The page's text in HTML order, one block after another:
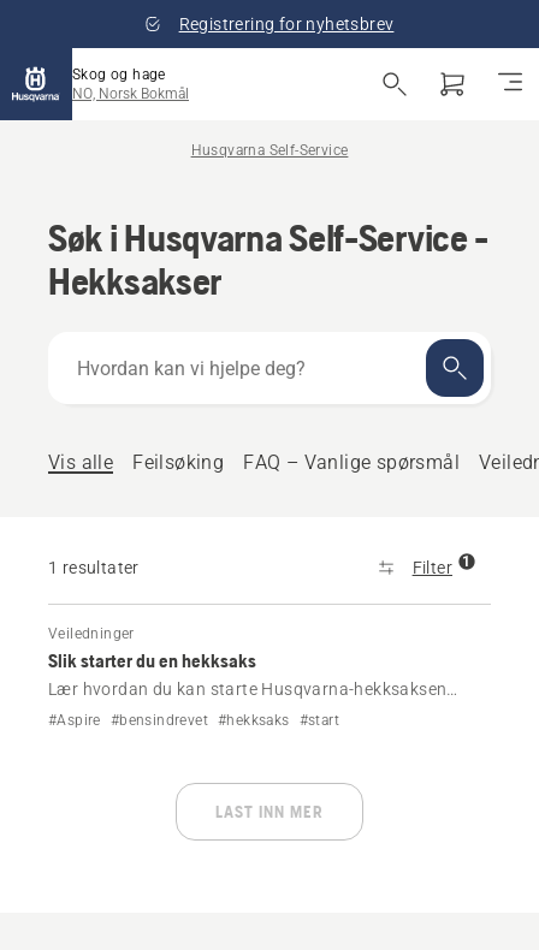
Registrering for nyhetsbrev
Skog og hage
NO, Norsk Bokmål
Husqvarna Self-Service
Søk i Husqvarna Self-Service -
Hekksakser
kan
deg?
Vis alle Feilsøking FAQ – Vanlige spørsmål
1 resultater Filter 1
Veiledninger
Slik starter du en hekksaks
Lær hvordan du kan starte Husqvarna-hekksaksen
riktig. Følg enkle trinn for kald- og varmstart med klare
#Aspire #bensindrevet #hekksaks #start
LAST INN MER